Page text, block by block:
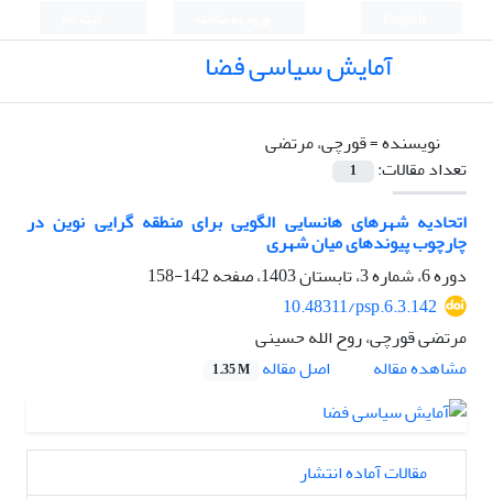
آمایش سیاسی فضا
نویسنده =قورچی، مرتضی
تعداد مقالات:
1
اتحادیه شهرهای هانسایی الگویی برای منطقه گرایی نوین در
چارچوب پیوندهای میان شهری
دوره 6، شماره 3، تابستان 1403، صفحه
142-158
10.48311/psp.6.3.142
مرتضی قورچی، روح الله حسینی
مشاهده مقاله
اصل مقاله 1.35 M
مقالات آماده انتشار